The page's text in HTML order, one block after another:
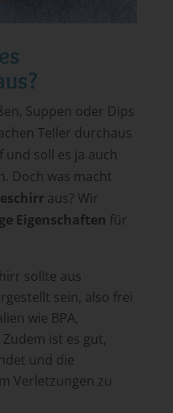
Suppen oder Dips
Teller durchaus
soll es ja auch
Doch was macht
aus? Wir
Eigenschaften für
sollte aus
sein, also frei
wie BPA,
ist es gut,
und die
Verletzungen zu